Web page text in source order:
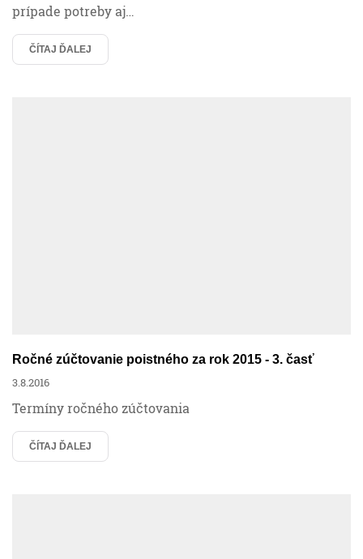
prípade potreby aj…
ČÍTAJ ĎALEJ
Ročné zúčtovanie poistného za rok 2015 - 3. časť
3.8.2016
Termíny ročného zúčtovania
ČÍTAJ ĎALEJ